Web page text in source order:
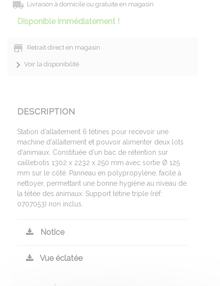
Livraison à domicile ou gratuite en magasin
Disponible immédiatement !
Retrait direct en magasin
Voir la disponibilité
DESCRIPTION
Station d'allaitement 6 tétines pour recevoir une
machine d'allaitement et pouvoir alimenter deux lots
d'animaux. Constituée d'un bac de rétention sur
caillebotis 1302 x 2232 x 250 mm avec sortie Ø 125
mm sur le côté. Panneau en polypropylène, facile à
nettoyer, permettant une bonne hygiène au niveau de
la tétée des animaux. Support tétine triple (réf:
0707053) non inclus.
Notice
Vue éclatée